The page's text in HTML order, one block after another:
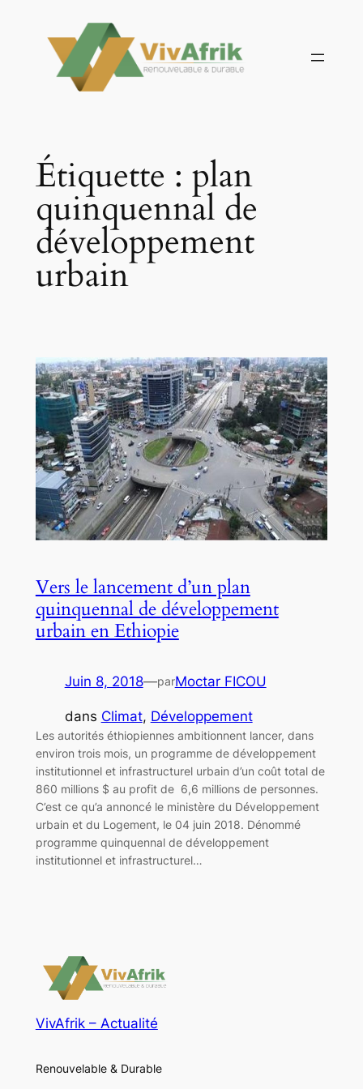
contenu
Étiquette : plan
quinquennal de
développement
urbain
Vers le lancement d’un plan
quinquennal de développement
urbain en Ethiopie
Juin 8, 2018—parMoctar FICOU
dans Climat, Développement
Les autorités éthiopiennes ambitionnent lancer, dans
environ trois mois, un programme de développement
institutionnel et infrastructurel urbain d’un coût total de
860 millions $ au profit de 6,6 millions de personnes.
C’est ce qu’a annoncé le ministère du Développement
urbain et du Logement, le 04 juin 2018. Dénommé
programme quinquennal de développement
institutionnel et infrastructurel…
VivAfrik – Actualité
Renouvelable & Durable